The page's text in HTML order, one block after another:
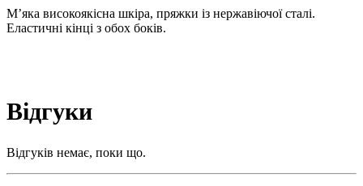
М’яка високоякісна шкіра, пряжки із нержавіючої сталі.
Еластичні кінці з обох боків.
Відгуки
Відгуків немає, поки що.